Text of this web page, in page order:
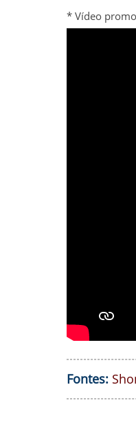
* Vídeo
Fontes: